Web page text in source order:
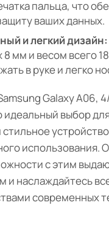
пальца, что
ваших данных.
и легкий дизайн:
8 мм и весом всего
в руке и легко
Galaxy A06,
идеальный выбор
использования.
с этим
и наслаждайтесь
современных